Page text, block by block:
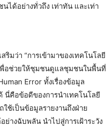
ได้อย่างทั่วถึง เท่าทัน และเท่า
สริมว่า “การเข้ามาของเทคโนโลยี
พื่อช่วยให้ชุมชนดูแลชุมชนในพื้นที่
Error ทั้งเรื่องข้อมูล
นี่คือข้อดีของการนำเทคโนโลยี
ช้เป็นข้อมูลรายงานถึงฝ่าย
างฉับพลัน นำไปสู่การเฝ้าระวัง